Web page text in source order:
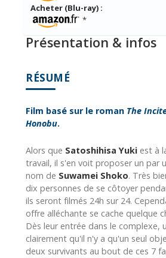
Acheter (Blu-ray) :
*
Présentation & infos
RÉSUMÉ
Film basé sur le roman The
Honobu.
Alors que Satoshihisa Yuki est à
travail, il s'en voit proposer un par
nom de Suwamei Shoko. Très
dix personnes de se côtoyer
ils seront filmés 24h sur 24.
offre alléchante se cache quelque
Dès leur entrée dans le complexe,
clairement qu'il n'y a qu'un seul
deux survivants au bout de ces 7